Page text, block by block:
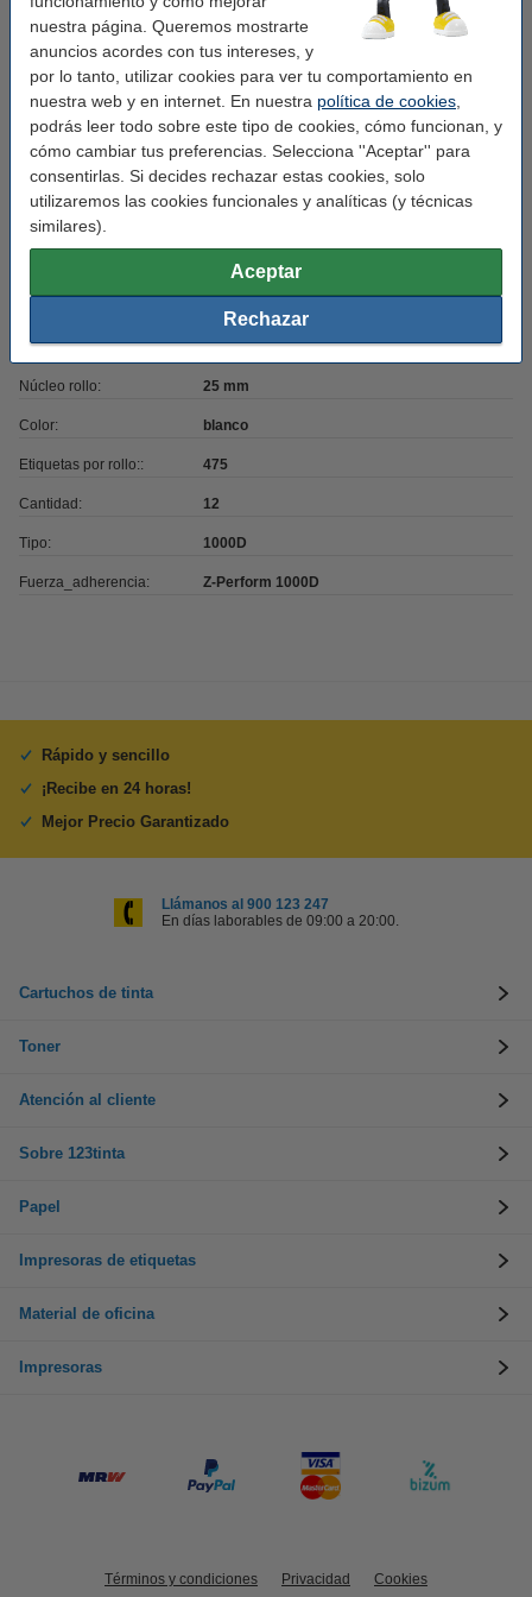
nuestra página. Queremos mostrarte
anuncios acordes con tus intereses, y
por lo tanto, utilizar cookies para ver tu comportamiento en
nuestra web y en internet. En nuestra política de cookies
podrás leer todo sobre este tipo de cookies, cómo funcionan, y
cómo cambiar tus preferencias. Selecciona ''Aceptar'' para
consentirlas. Si decides rechazar estas cookies, solo
utilizaremos las cookies funcionales y analíticas (y técnicas
similares).
Aceptar
Rechazar
Calidad superior
Mucho más asequible
100% de garantía
Características
Tipo de impresora:
123tinta
etiquetas de envío
Medidas: 102 x 152 mm (AnxAl)
Núcleo rollo: 25 mm
Color: blanco
Etiquetas por rollo:: 475
Cantidad: 12
Tipo: 1000D
Fuerza_adherencia: Z-Perform 1000D
Rápido y sencillo
¡Recibe en 24 horas!
Mejor Precio Garantizado
Llámanos al 900 123 247
En días laborables de 09:00 a 20:00.
Cartuchos de tinta
Toner
Atención al cliente
Sobre 123tinta
Papel
Impresoras de etiquetas
Material de oficina
Impresoras
Términos y condiciones Privacidad Cookies